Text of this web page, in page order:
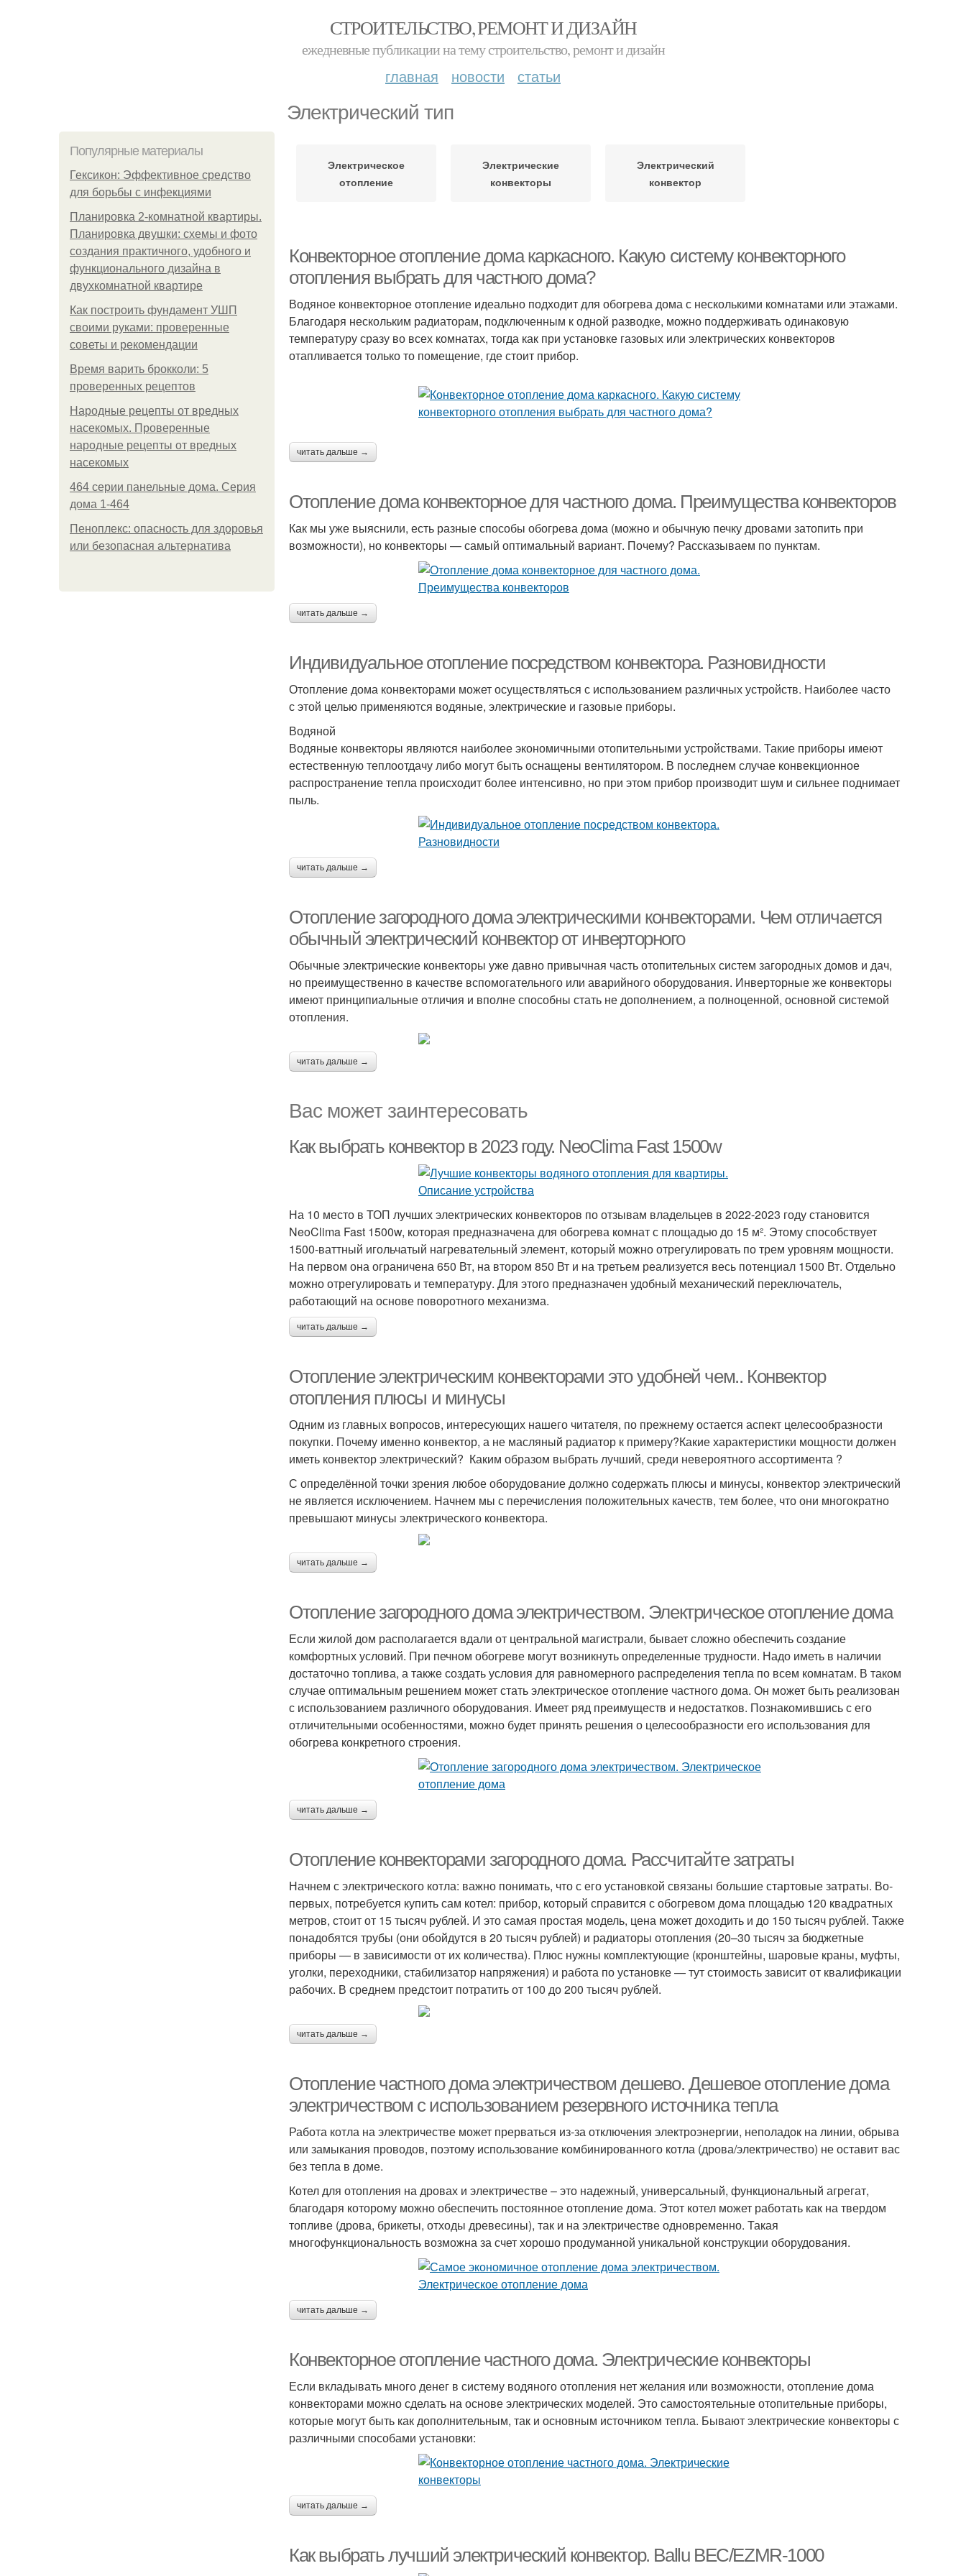
СТРОИТЕЛЬСТВО, РЕМОНТ И ДИЗАЙН
ежедневные публикации на тему строительство, ремонт и дизайн
главная новости статьи
Электрический тип
Популярные материалы
Гексикон: Эффективное средство
для борьбы с инфекциями
Планировка 2-комнатной квартиры.
Планировка двушки: схемы и фото
создания практичного, удобного и
функционального дизайна в
двухкомнатной квартире
Как построить фундамент УШП
своими руками: проверенные
советы и рекомендации
Время варить брокколи: 5
проверенных рецептов
Народные рецепты от вредных
насекомых. Проверенные
народные рецепты от вредных
насекомых
464 серии панельные дома. Серия
дома 1-464
Пеноплекс: опасность для здоровья
или безопасная альтернатива
Электрическое
отопление
Электрические
конвекторы
Электрический
конвектор
Конвекторное отопление дома каркасного. Какую систему конвекторного
отопления выбрать для частного дома?
Водяное конвекторное отопление идеально подходит для обогрева дома с несколькими комнатами или этажами.
Благодаря нескольким радиаторам, подключенным к одной разводке, можно поддерживать одинаковую
температуру сразу во всех комнатах, тогда как при установке газовых или электрических конвекторов
отапливается только то помещение, где стоит прибор.
читать дальше →
Отопление дома конвекторное для частного дома. Преимущества конвекторов
Как мы уже выяснили, есть разные способы обогрева дома (можно и обычную печку дровами затопить при
возможности), но конвекторы — самый оптимальный вариант. Почему? Рассказываем по пунктам.
читать дальше →
Индивидуальное отопление посредством конвектора. Разновидности
Отопление дома конвекторами может осуществляться с использованием различных устройств. Наиболее часто
с этой целью применяются водяные, электрические и газовые приборы.
Водяной
Водяные конвекторы являются наиболее экономичными отопительными устройствами. Такие приборы имеют
естественную теплоотдачу либо могут быть оснащены вентилятором. В последнем случае конвекционное
распространение тепла происходит более интенсивно, но при этом прибор производит шум и сильнее поднимает
пыль.
читать дальше →
Отопление загородного дома электрическими конвекторами. Чем отличается
обычный электрический конвектор от инверторного
Обычные электрические конвекторы уже давно привычная часть отопительных систем загородных домов и дач,
но преимущественно в качестве вспомогательного или аварийного оборудования. Инверторные же конвекторы
имеют принципиальные отличия и вполне способны стать не дополнением, а полноценной, основной системой
отопления.
читать дальше →
Вас может заинтересовать
Как выбрать конвектор в 2023 году. NeoClima Fast 1500w
На 10 место в ТОП лучших электрических конвекторов по отзывам владельцев в 2022-2023 году становится
NeoClima Fast 1500w, которая предназначена для обогрева комнат с площадью до 15 м². Этому способствует
1500-ваттный игольчатый нагревательный элемент, который можно отрегулировать по трем уровням мощности.
На первом она ограничена 650 Вт, на втором 850 Вт и на третьем реализуется весь потенциал 1500 Вт. Отдельно
можно отрегулировать и температуру. Для этого предназначен удобный механический переключатель,
работающий на основе поворотного механизма.
читать дальше →
Отопление электрическим конвекторами это удобней чем.. Конвектор
отопления плюсы и минусы
Одним из главных вопросов, интересующих нашего читателя, по прежнему остается аспект целесообразности
покупки. Почему именно конвектор, а не масляный радиатор к примеру?Какие характеристики мощности должен
иметь конвектор электрический? Каким образом выбрать лучший, среди невероятного ассортимента ?
С определённой точки зрения любое оборудование должно содержать плюсы и минусы, конвектор электрический
не является исключением. Начнем мы с перечисления положительных качеств, тем более, что они многократно
превышают минусы электрического конвектора.
читать дальше →
Отопление загородного дома электричеством. Электрическое отопление дома
Если жилой дом располагается вдали от центральной магистрали, бывает сложно обеспечить создание
комфортных условий. При печном обогреве могут возникнуть определенные трудности. Надо иметь в наличии
достаточно топлива, а также создать условия для равномерного распределения тепла по всем комнатам. В таком
случае оптимальным решением может стать электрическое отопление частного дома. Он может быть реализован
с использованием различного оборудования. Имеет ряд преимуществ и недостатков. Познакомившись с его
отличительными особенностями, можно будет принять решения о целесообразности его использования для
обогрева конкретного строения.
читать дальше →
Отопление конвекторами загородного дома. Рассчитайте затраты
Начнем с электрического котла: важно понимать, что с его установкой связаны большие стартовые затраты. Во-
первых, потребуется купить сам котел: прибор, который справится с обогревом дома площадью 120 квадратных
метров, стоит от 15 тысяч рублей. И это самая простая модель, цена может доходить и до 150 тысяч рублей. Также
понадобятся трубы (они обойдутся в 20 тысяч рублей) и радиаторы отопления (20–30 тысяч за бюджетные
приборы — в зависимости от их количества). Плюс нужны комплектующие (кронштейны, шаровые краны, муфты,
уголки, переходники, стабилизатор напряжения) и работа по установке — тут стоимость зависит от квалификации
рабочих. В среднем предстоит потратить от 100 до 200 тысяч рублей.
читать дальше →
Отопление частного дома электричеством дешево. Дешевое отопление дома
электричеством с использованием резервного источника тепла
Работа котла на электричестве может прерваться из-за отключения электроэнергии, неполадок на линии, обрыва
или замыкания проводов, поэтому использование комбинированного котла (дрова/электричество) не оставит вас
без тепла в доме.
Котел для отопления на дровах и электричестве – это надежный, универсальный, функциональный агрегат,
благодаря которому можно обеспечить постоянное отопление дома. Этот котел может работать как на твердом
топливе (дрова, брикеты, отходы древесины), так и на электричестве одновременно. Такая
многофункциональность возможна за счет хорошо продуманной уникальной конструкции оборудования.
читать дальше →
Конвекторное отопление частного дома. Электрические конвекторы
Если вкладывать много денег в систему водяного отопления нет желания или возможности, отопление дома
конвекторами можно сделать на основе электрических моделей. Это самостоятельные отопительные приборы,
которые могут быть как дополнительным, так и основным источником тепла. Бывают электрические конвекторы с
различными способами установки:
читать дальше →
Как выбрать лучший электрический конвектор. Ballu BEC/EZMR-1000